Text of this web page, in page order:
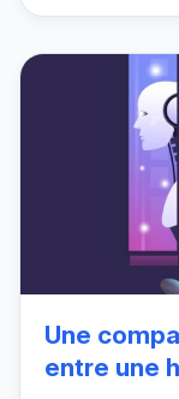
Une
entre une